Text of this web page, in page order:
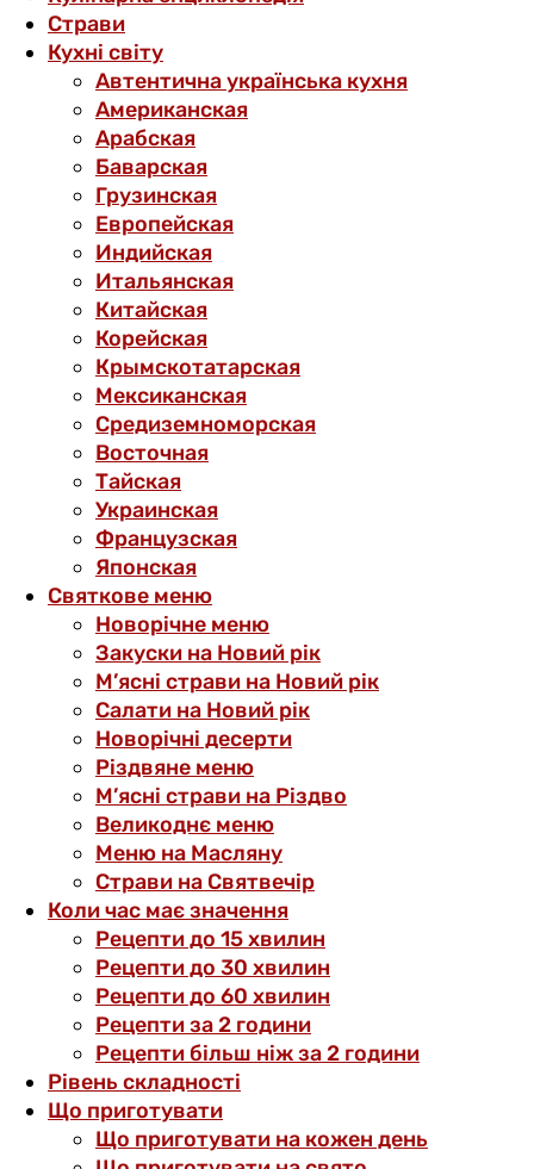
Страви
Кухні світу
Автентична українська кухня
Американская
Арабская
Баварская
Грузинская
Европейская
Индийская
Итальянская
Китайская
Корейская
Крымскотатарская
Мексиканская
Средиземноморская
Восточная
Тайская
Украинская
Французская
Японская
Святкове меню
Новорічне меню
Закуски на Новий рік
М’ясні страви на Новий рік
Салати на Новий рік
Новорічні десерти
Різдвяне меню
М’ясні страви на Різдво
Великоднє меню
Меню на Масляну
Страви на Святвечір
Коли час має значення
Рецепти до 15 хвилин
Рецепти до 30 хвилин
Рецепти до 60 хвилин
Рецепти за 2 години
Рецепти більш ніж за 2 години
Рівень складності
Що приготувати
Що приготувати на кожен день